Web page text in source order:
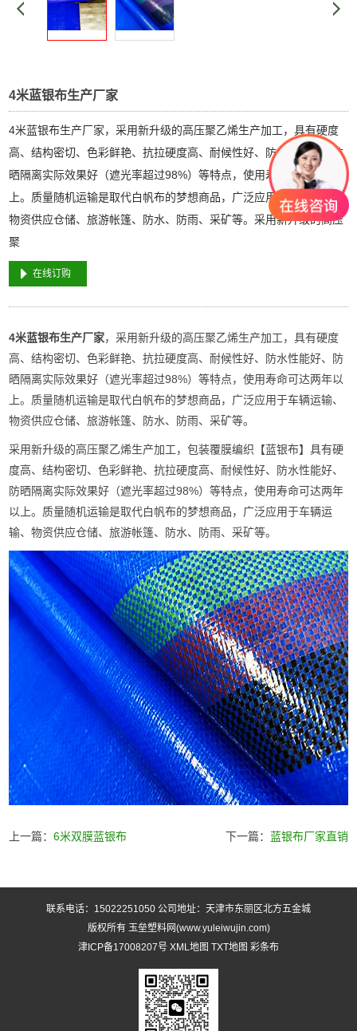
4米蓝银布生产厂家
4米蓝银布生产厂家，采用新升级的高压聚乙烯生产加工，具有硬度
高、结构密切、色彩鲜艳、抗拉硬度高、耐候性好、防水性能好、防
晒隔离实际效果好（遮光率超过98%）等特点，使用寿命可达两年以
上。质量随机运输是取代白帆布的梦想商品，广泛应用于车辆运输、
物资供应仓储、旅游帐篷、防水、防雨、采矿等。采用新升级的高压
聚
在线订购
4米蓝银布生产厂家，采用新升级的高压聚乙烯生产加工，具有硬度
高、结构密切、色彩鲜艳、抗拉硬度高、耐候性好、防水性能好、防
晒隔离实际效果好（遮光率超过98%）等特点，使用寿命可达两年以
上。质量随机运输是取代白帆布的梦想商品，广泛应用于车辆运输、
物资供应仓储、旅游帐篷、防水、防雨、采矿等。
采用新升级的高压聚乙烯生产加工，包装覆膜编织【蓝银布】具有硬
度高、结构密切、色彩鲜艳、抗拉硬度高、耐候性好、防水性能好、
防晒隔离实际效果好（遮光率超过98%）等特点，使用寿命可达两年
以上。质量随机运输是取代白帆布的梦想商品，广泛应用于车辆运
输、物资供应仓储、旅游帐篷、防水、防雨、采矿等。
上一篇：6米双膜蓝银布 下一篇： 蓝银布厂家直销
联系电话：15022251050 公司地址：天津市东丽区北方五金城
版权所有 玉垒塑料网(www.yuleiwujin.com)
津ICP备17008207号 XML地图 TXT地图 彩条布